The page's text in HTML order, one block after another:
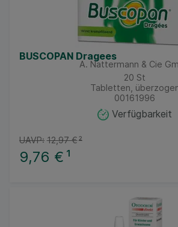
BUSCOPAN Dragees
A. Nattermann & Cie
20 St
Tabletten,
00161996
Verfügbarkeit
9,76 € ¹
UAVP: 12,97 €²